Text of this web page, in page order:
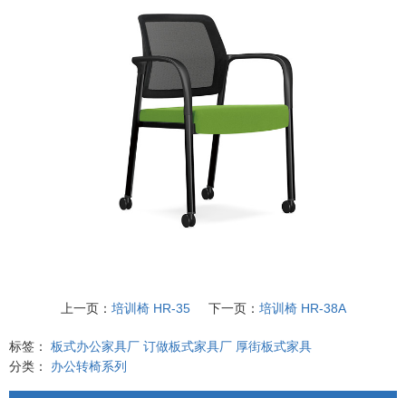
上一页： 培训椅 HR-35 下一页： 培训椅 HR-38A
标签： 板式办公家具厂 订做板式家具厂 厚街板式家具
分类： 办公转椅系列